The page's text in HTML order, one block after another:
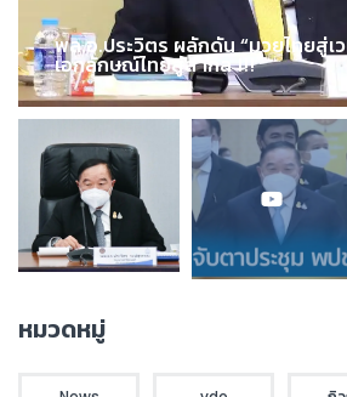
พล.อ.ประวิตร ผลักดัน “มวยไทยสู่เ
เอกลักษณ์ไทยสู่สากล !!!
หมวดหมู่